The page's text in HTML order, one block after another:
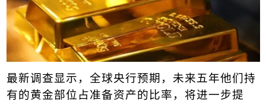
最新调查显示，全球央行预期，未来五年他们持
有的黄金部位占准备资产的比率，将进一步提